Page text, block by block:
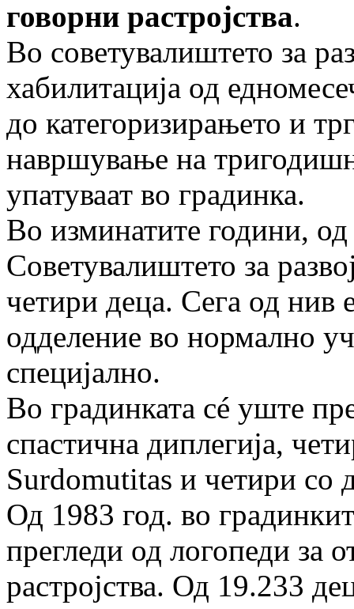
говорни растројства.
Во советувалиштето за
хабилитација од
до категоризирањето и
навршување на
упатуваат во градинка.
Во изминатите години,
Советувалиштето за
четири деца. Сега од нив
одделение во нормално
специјално.
Во градинката сé уште
спастична диплегија,
Surdomutitas и четири со
Од 1983 год. во
прегледи од логопеди за
растројства. Од 19.233